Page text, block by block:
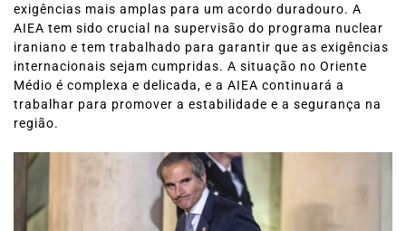
exigências mais amplas para um acordo duradouro. A
AIEA tem sido crucial na supervisão do programa nuclear
iraniano e tem trabalhado para garantir que as exigências
internacionais sejam cumpridas. A situação no Oriente
Médio é complexa e delicada, e a AIEA continuará a
trabalhar para promover a estabilidade e a segurança na
região.